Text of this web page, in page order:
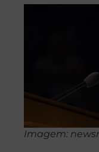
Imagem: